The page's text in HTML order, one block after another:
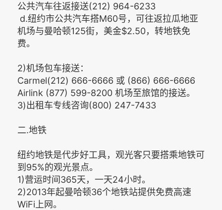
公共汽车往返接送(212) 964-6233
d.纽约市公共汽车搭M60号，可往返拉瓜地亚
机场与曼哈顿125街，美金$2.50，转地铁免
费。
2)机场包车接送：
Carmel(212) 666-6666 或 (866) 666-6666
Airlink (877) 599-8200 机场至旅馆的接送。
3)出租车专线咨询(800) 247-7433
二.地铁
纽约地铁是代步好工具，观光客只要搭乘地铁可
到95%的观光景点。
1)营运时间365天，一天24小时。
2)2013年起曼哈顿36个地铁站提供免费高速
WiFi上网。